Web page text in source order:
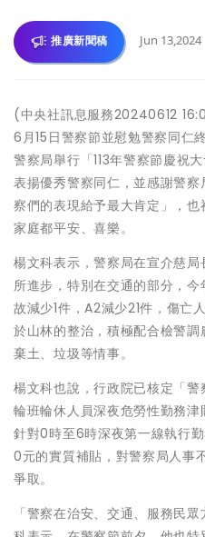
推廣新聞稿 Jun 13,2024
(中央社訊息服務20240612
6月15日警察節並慰勉警察同仁
警察局舉行「113年警察節慶祝
表揚優秀警察同仁，並感謝警
察們的表現給予最大肯定」，
家庭都平安、喜樂。
楊文科表示，警察局在宣介慈
所進步，特別在交通的部分，今
故減少1件，A2減少21件，傷亡
於山林的整治，積極配合檢警
棄土、垃圾等情事。
楊文科也說，行政院已核定「
輪班輪休人員深夜危勞性勤務津
針對0時至6時深夜第一線執行
0元的實質補貼，對警察局人事
爭取。
「警察在治安、交通、服務民